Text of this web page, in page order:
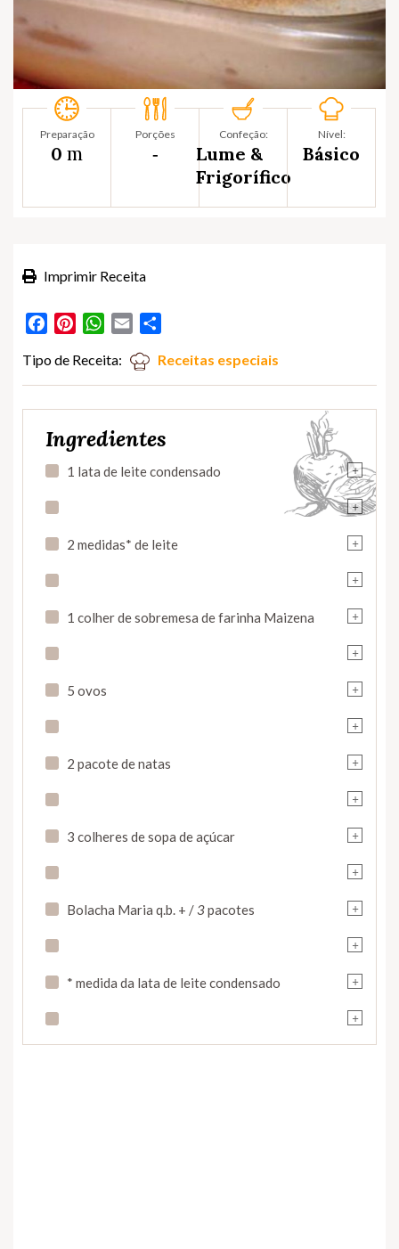
Preparação
0 m
Porções
‐
Confeção:
Lume &
Frigorífico
Nível:
Básico
Imprimir Receita
FacebookPinterestWhatsApp
Email
Tipo de Receita: Receitas especiais
Ingredientes
+
1 lata de leite condensado
+
+
2 medidas* de leite
+
+
1 colher de sobremesa de farinha Maizena
+
+
5 ovos
+
+
2 pacote de natas
+
+
3 colheres de sopa de açúcar
+
+
Bolacha Maria q.b. + /3pacotes
+
+
* medida da lata de leite condensado
+